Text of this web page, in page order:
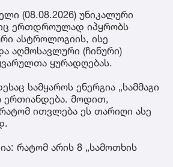
(08.08.2026) უნიკალური
ერთდროულად იპყრობს
ასტროლოგიის, ისე
აღმოსავლური (ჩინური)
ყურადღებას.
სამყაროს ენერგია „სამმაგი
ერთიანდება. მოდით,
ითვლება ეს თარიღი ასე
რატომ არის 8 „სამოთხის